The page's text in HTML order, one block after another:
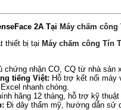
2A Tại Máy chấm công
thiết bị tại Máy chấm công Tín
chứng nhận CO, CQ từ nhà sản
tiếng Việt: Hỗ trợ kết nối máy
nhanh chóng.
hãng 12 tháng, hỗ trợ kỹ
Đi dây thẩm mỹ, hướng dẫn sử